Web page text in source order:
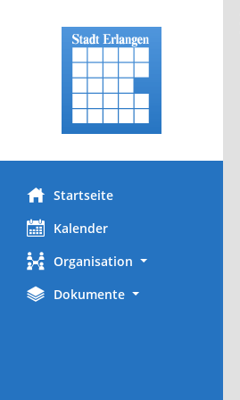
Startseite
Kalender
Organisation
Dokumente